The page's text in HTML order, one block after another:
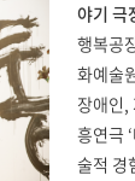
야기 극
행복공
화예술
장애인,
흥연극
술적 경